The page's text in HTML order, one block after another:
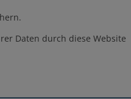
Daten durch diese Website